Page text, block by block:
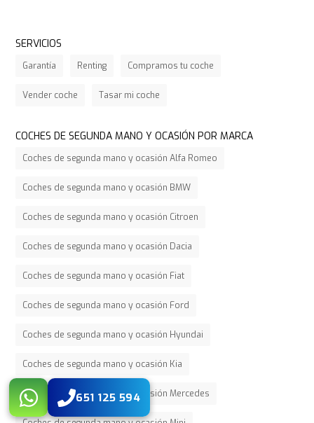
651 125 594
SERVICIOS
Garantía Renting Compramos tu coche
Vender coche Tasar mi coche
COCHES DE SEGUNDA MANO Y OCASIÓN POR MARCA
Coches de segunda mano y ocasión Alfa Romeo
Coches de segunda mano y ocasión BMW
Coches de segunda mano y ocasión Citroen
Coches de segunda mano y ocasión Dacia
Coches de segunda mano y ocasión Fiat
Coches de segunda mano y ocasión Ford
Coches de segunda mano y ocasión Hyundai
Coches de segunda mano y ocasión Kia
Coches de segunda mano y ocasión Mercedes